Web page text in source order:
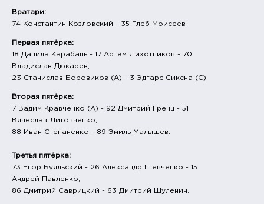
Вратари:
74 Константин Козловский - 35 Глеб Моисеев
Первая пятёрка:
18 Данила Карабань - 17 Артём Лихотников - 70
Владислав Дюкарев;
23 Станислав Боровиков (А) - 3 Эдгарс Сиксна (С).
Вторая пятёрка:
7 Вадим Кравченко (А) - 92 Дмитрий Гренц - 51
Вячеслав Литовченко;
88 Иван Степаненко - 89 Эмиль Малышев.
Третья пятёрка:
73 Егор Буяльский - 26 Александр Шевченко - 15
Андрей Павленко;
86 Дмитрий Саврицкий - 63 Дмитрий Шуленин.